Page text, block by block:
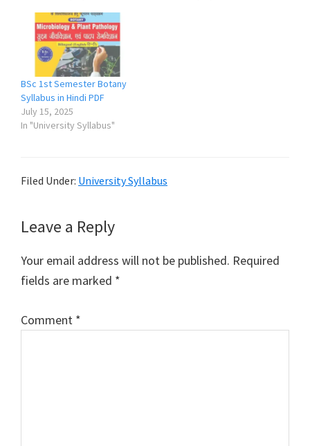
BSc 1st Semester Botany
Syllabus in Hindi PDF
July 15, 2025
In "University Syllabus"
Filed Under: University Syllabus
Reader
Interactions
Leave a Reply
Your email address will not be published. Required
fields are marked *
Comment *